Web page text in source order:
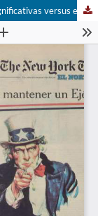
Aprendiendo ciencias a través de evidencias significativas versus educación tradicional.